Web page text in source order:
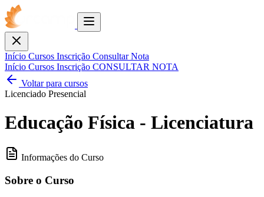
Toggle
Fechar
Início Cursos Inscrição Consultar Nota
Início Cursos Inscrição CONSULTAR NOTA
Voltar para cursos
Licenciado Presencial
Educação Física - Licenciatura
Informações do Curso
Sobre o Curso